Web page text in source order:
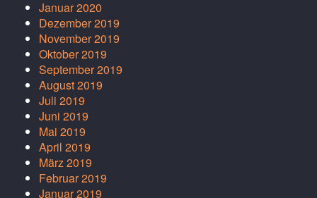
Januar 2020
Dezember 2019
November 2019
Oktober 2019
September 2019
August 2019
Juli 2019
Juni 2019
Mai 2019
April 2019
März 2019
Februar 2019
Januar 2019